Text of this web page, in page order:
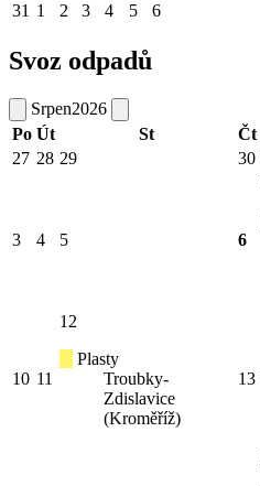
31 1 2 3 4 5 6
Svoz odpadů
Srpen2026
Po Út St Čt
27 28 29 30
3 4 5 6
10 11
12
Plasty
Troubky-
Zdislavice
(Kroměříž)
13